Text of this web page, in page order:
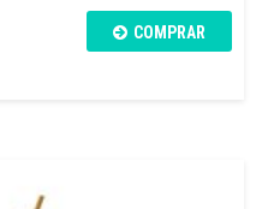
COMPRAR